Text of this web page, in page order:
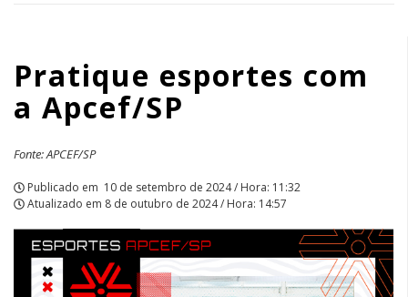
Pratique esportes com
a Apcef/SP
Fonte: APCEF/SP
Publicado em 10 de setembro de 2024 / Hora: 11:32
Atualizado em 8 de outubro de 2024 / Hora: 14:57